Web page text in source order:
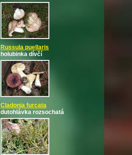
Russula puellaris
holubinka dívčí
Cladonia furcata
dutohlávka rozsochatá